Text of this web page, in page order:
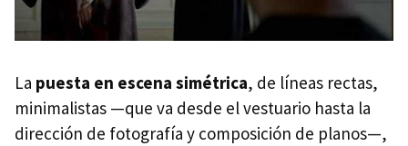
La puesta en escena simétrica, de líneas rectas,
minimalistas —que va desde el vestuario hasta la
dirección de fotografía y composición de planos—,